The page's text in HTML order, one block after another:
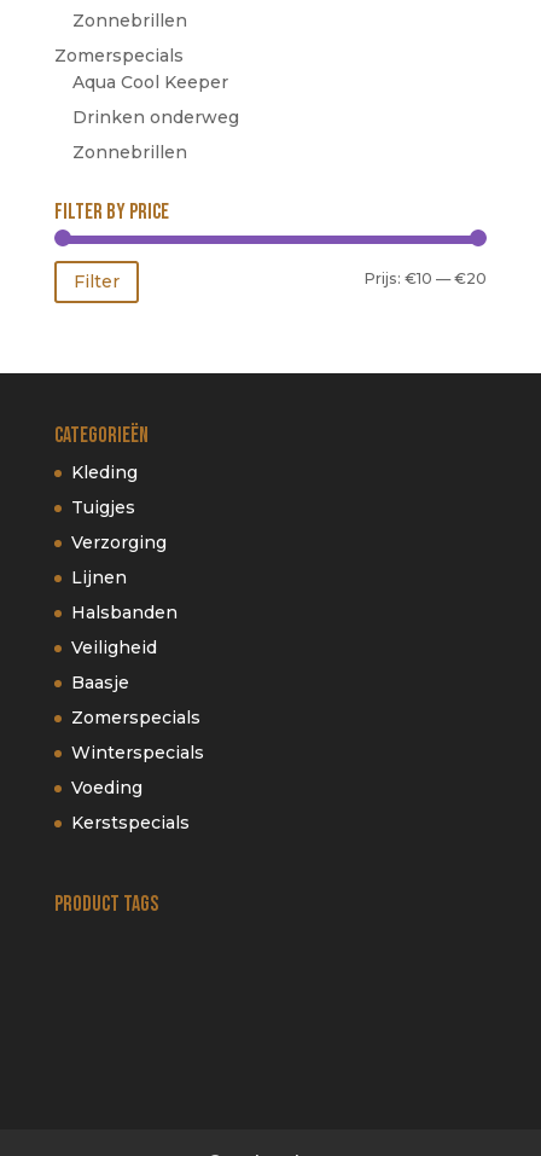
Zonnebrillen
Zomerspecials
Aqua Cool Keeper
Drinken onderweg
Zonnebrillen
Filter by price
Filter Prijs:€10 —€20
Categorieën
Kleding
Tuigjes
Verzorging
Lijnen
Halsbanden
Veiligheid
Baasje
Zomerspecials
Winterspecials
Voeding
Kerstspecials
Product tags